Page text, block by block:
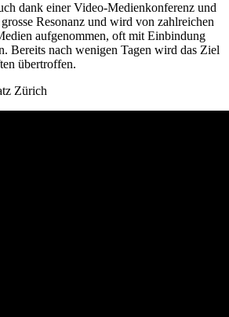
dank einer Video-Medienkonferenz und
Resonanz und wird von zahlreichen
aufgenommen, oft mit Einbindung
Bereits nach wenigen Tagen wird das Ziel
übertroffen.
Zürich